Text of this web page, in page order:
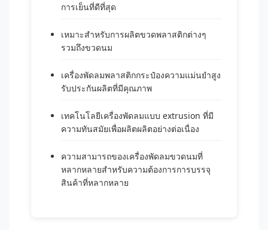
การเย็นที่ดีที่สุด
เหมาะสําหรับการผลิตขวดพลาสติกต่างๆ
รวมถึงขวดนม
เครื่องพัดลมพลาสติกกระป๋องความแม่นยําสูง
รับประกันผลิตที่มีคุณภาพ
เทคโนโลยีเครื่องพัดลมแบบ extrusion ที่มี
ความทันสมัยเพื่อผลิตผลิตอย่างต่อเนื่อง
ความสามารถของเครื่องพัดลมขวดนมที่
หลากหลายสําหรับความต้องการการบรรจุ
สินค้าที่หลากหลาย